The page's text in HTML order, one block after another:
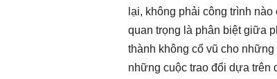
lại, không phải công trình
quan trọng là phân biệt giữa
thành không cổ vũ cho
những cuộc trao đổi dựa trên